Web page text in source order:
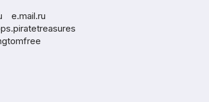
e.mail.ru